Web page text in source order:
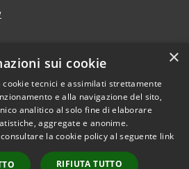
Copyright © 2026 • Comune di
Longarone • Powered by
Municipium• Accesso
×
sui cookie
tecnici e assimilati strettamente
e alla navigazione del sito,
analitico al solo fine di elaborare
aggregate e anonime.
la cookie policy al seguente link
RIFIUTA TUTTO